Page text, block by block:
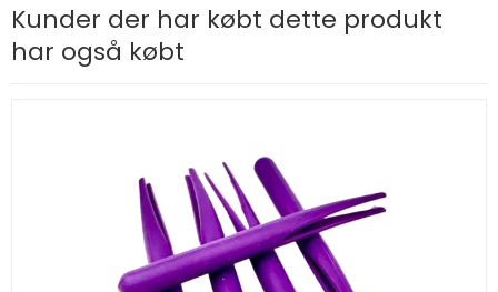
Kunder der har købt dette produkt
har også købt